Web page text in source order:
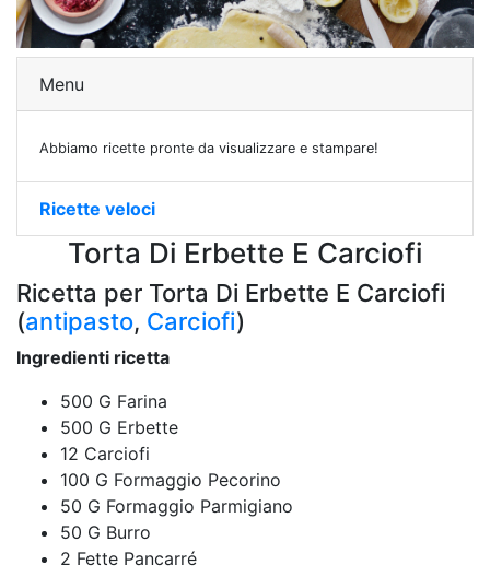
Menu
Abbiamo ricette pronte da visualizzare e stampare!
Ricette veloci
Torta Di Erbette E Carciofi
Ricetta per Torta Di Erbette E Carciofi
(antipasto, Carciofi)
Ingredienti ricetta
500 G Farina
500 G Erbette
12 Carciofi
100 G Formaggio Pecorino
50 G Formaggio Parmigiano
50 G Burro
2 Fette Pancarré